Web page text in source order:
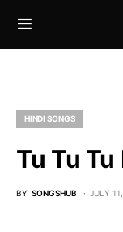
HINDI SONGS
Tu Tu Tu
BY SONGSHUB JULY